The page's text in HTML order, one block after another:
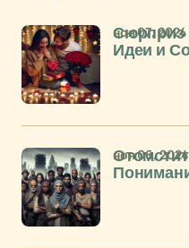
Сюрприз
Идеи и
ноя 07, 2024
ноя 06, 2024